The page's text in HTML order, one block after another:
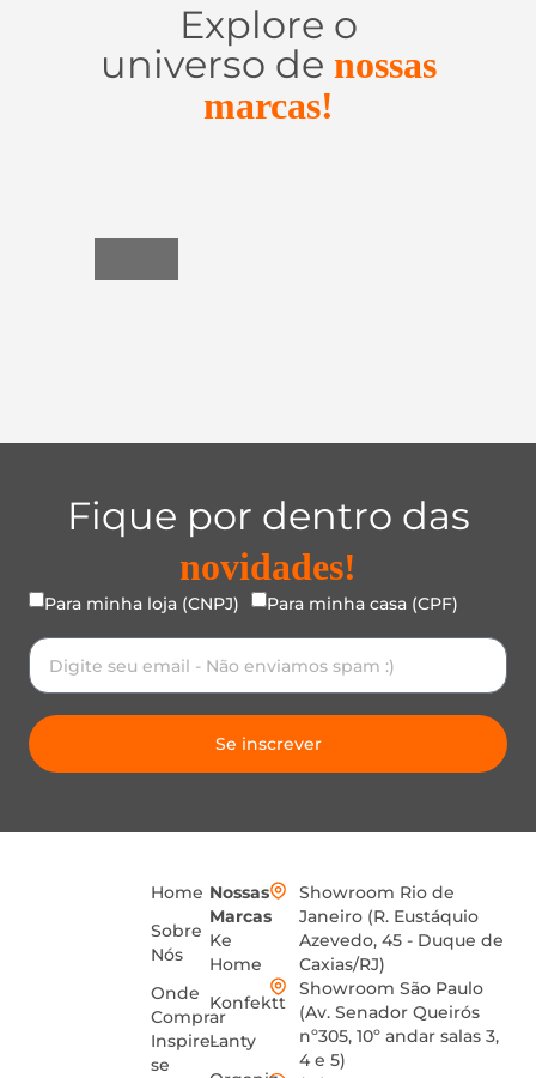
Explore o
universo de nossas
marcas!
Fique por dentro das
novidades!
Para minha loja (CNPJ) Para minha casa (CPF)
Se inscrever
Home
Sobre
Nós
Onde
Comprar
Inspire-
se
Nossas
Marcas
Ke
Home
Konfektt
Lanty
Showroom Rio de
Janeiro (R. Eustáquio
Azevedo, 45 - Duque de
Caxias/RJ)
Showroom São Paulo
(Av. Senador Queirós
nº305, 10º andar salas 3,
4 e 5)